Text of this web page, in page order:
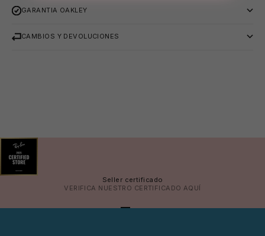
GARANTIA OAKLEY
CAMBIOS Y DEVOLUCIONES
Seller certificado
VERIFICA NUESTRO CERTIFICADO AQUÍ
IR AL ARTÍCULO 1